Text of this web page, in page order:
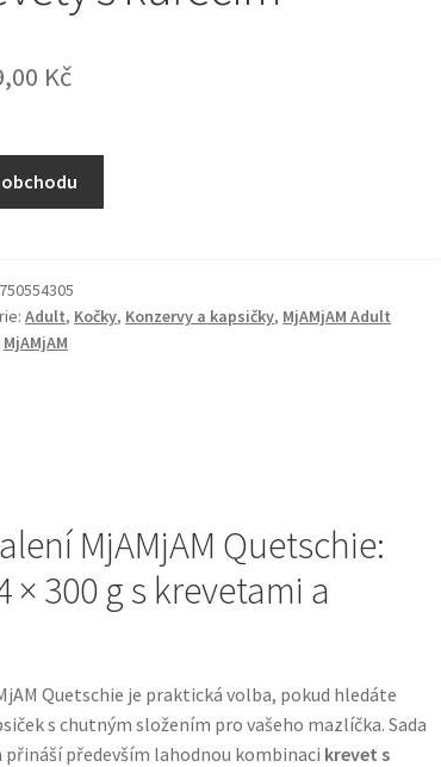
Kč
Adult, Kočky, Konzervy a kapsičky, MjAMjAM Adult
MjAMjAM
MjAMjAM Quetschie:
× 300 g s krevetami a
Quetschie je praktická volba, pokud hledáte
s chutným složením pro vašeho mazlíčka. Sada
přináší především lahodnou kombinaci krevet s